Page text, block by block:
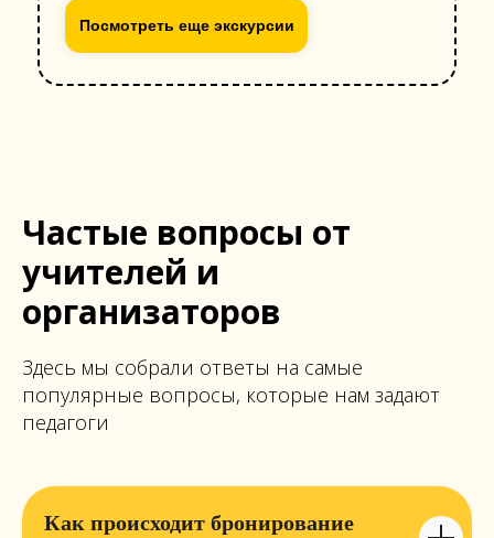
Посмотреть еще экскурсии
Частые вопросы от
учителей и
организаторов
Здесь мы собрали ответы на самые
популярные вопросы, которые нам задают
педагоги
Как происходит бронирование